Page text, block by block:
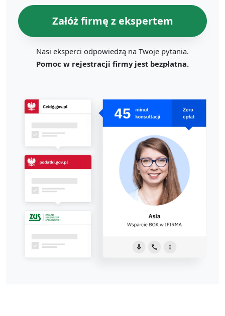
Załóż firmę z ekspertem
Nasi eksperci odpowiedzą na Twoje pytania.
Pomoc w rejestracji firmy jest bezpłatna.